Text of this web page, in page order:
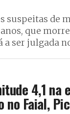
suspeitas de
que
a ser julgada
4,1 na
Faial,